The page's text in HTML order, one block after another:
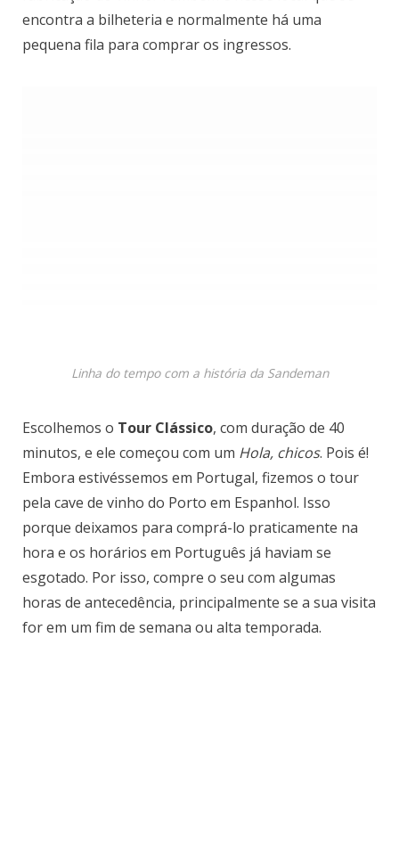
encontra a bilheteria e normalmente há uma
pequena fila para comprar os ingressos.
Linha do tempo com a história da Sandeman
Escolhemos o Tour Clássico, com duração de 40
minutos, e ele começou com um Hola, chicos. Pois é!
Embora estivéssemos em Portugal, fizemos o tour
pela cave de vinho do Porto em Espanhol. Isso
porque deixamos para comprá-lo praticamente na
hora e os horários em Português já haviam se
esgotado. Por isso, compre o seu com algumas
horas de antecedência, principalmente se a sua visita
for em um fim de semana ou alta temporada.